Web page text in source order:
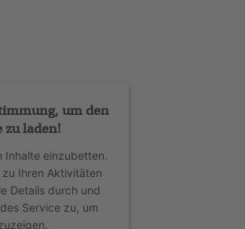
um den
zu laden!
einzubetten.
Ihren Aktivitäten
Details durch und
Service zu, um